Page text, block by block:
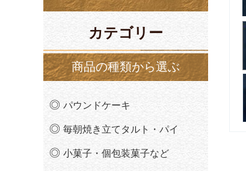
カテゴリー
商品の種類から選ぶ
パウンドケーキ
毎朝焼き立てタルト・パイ
小菓子・個包装菓子など